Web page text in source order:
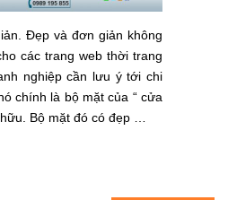
Đẹp và đơn giản không
các trang web thời trang
nghiệp cần lưu ý tới chi
chính là bộ mặt của “ cửa
Bộ mặt đó có đẹp …